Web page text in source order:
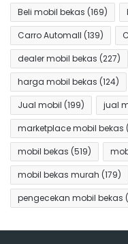
Beli mobil bekas (169)
Carro Automall (139)
dealer mobil bekas (227)
harga mobil bekas (124)
Jual mobil (199) jual
marketplace mobil bekas
mobil bekas (519)
mobil bekas murah (179)
pengecekan mobil bekas